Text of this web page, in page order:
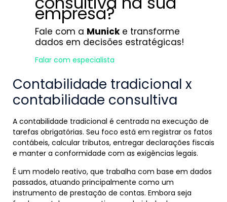
empresa?
Fale com a Municke transforme
dados em decisões estratégicas!
Falar com especialista
Contabilidade tradicional x
contabilidade consultiva
A contabilidade tradicional é centrada na execução de
tarefas obrigatórias. Seu foco está em registrar os fatos
contábeis, calcular tributos, entregar declarações fiscais
e manter a conformidade com as exigências legais.
É um modelo reativo, que trabalha com base em dados
passados, atuando principalmente como um
instrumento de prestação de contas. Embora seja